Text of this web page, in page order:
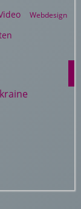
Webdesign